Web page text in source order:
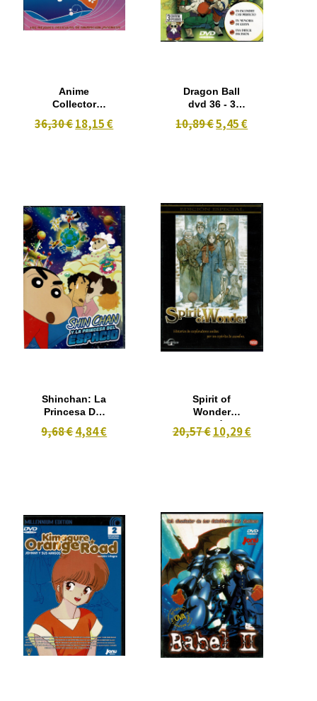
Anime
Collector
Dvd) [Import
36,30 €18,15 €
Dragon Ball
dvd 36 - 3
106-107-108-
10,89 €5,45 €
Shinchan: La
Princesa Del
9,68 €4,84 €
Spirit of
Wonder
Especial
20,57 € 10,29 €